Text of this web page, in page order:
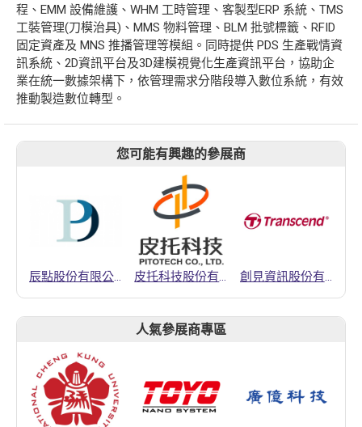
程、EMM 設備維護、WHM 工時管理、客製型ERP 系統、TMS
工裝管理(刀模治具)、MMS 物料管理、BLM 批號標籤、RFID
固定資產及 MNS 推播管理等模組。同時提供 PDS 生產戰情資
訊系統、2D資訊平台及3D建模視覺化生產資訊平台，協助企
業在統一數據架構下，依管理需求分階段導入數位系統，有效
推動製造數位轉型。
您可能有興趣的參展商
辰點股份有限公司 皮托科技股份有限公司 創見資訊股份有限公司
人氣參展商專區